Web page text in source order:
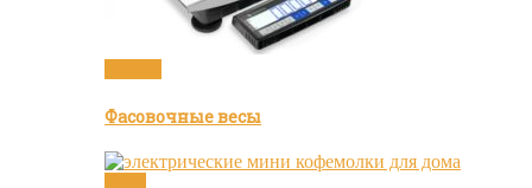
Фасовочные весы